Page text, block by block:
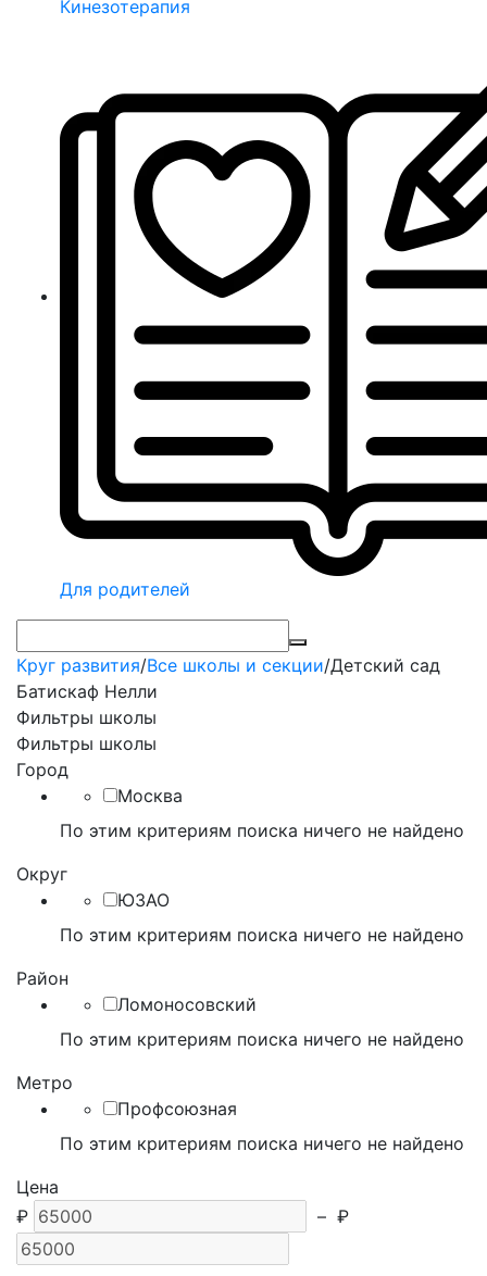
Кинезотерапия
Для родителей
Круг развития/Все школы и секции/Детский сад
Батискаф Нелли
Фильтры школы
Фильтры школы
Город
Москва
По этим критериям поиска ничего не найдено
Округ
ЮЗАО
По этим критериям поиска ничего не найдено
Район
Ломоносовский
По этим критериям поиска ничего не найдено
Метро
Профсоюзная
По этим критериям поиска ничего не найдено
Цена
₽
– ₽